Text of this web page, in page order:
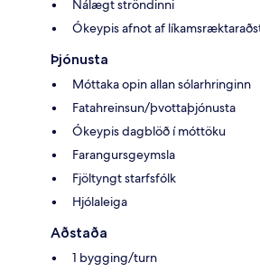
Nálægt ströndinni
Ókeypis afnot af
Þjónusta
Móttaka opin allan sólarhringinn
Fatahreinsun/þvottaþjónusta
Ókeypis dagblöð í móttöku
Farangursgeymsla
Fjöltyngt starfsfólk
Hjólaleiga
Aðstaða
1 bygging/turn